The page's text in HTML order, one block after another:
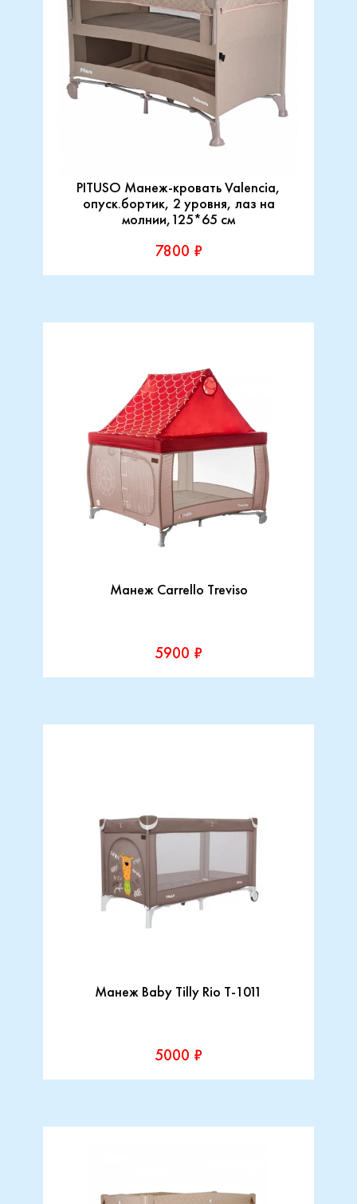
PITUSO Манеж-кровать Valencia,
опуск.бортик, 2 уровня, лаз на
молнии,125*65 см
7800 ₽
Манеж Carrello Treviso
5900 ₽
Манеж Baby Tilly Rio T-1011
5000 ₽